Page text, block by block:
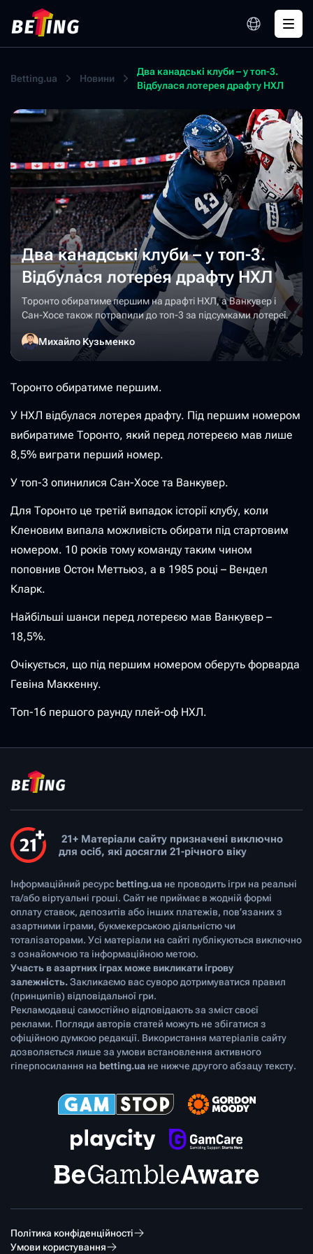
Betting.ua Новини
Два канадські клуби – у топ-3.
Відбулася лотерея драфту НХЛ
Два канадські клуби – у топ-3.
Відбулася лотерея драфту НХЛ
Торонто обиратиме першим на драфті НХЛ, а Ванкувер і
Сан-Хосе також потрапили до топ-3 за підсумками лотереї.
Михайло Кузьменко
Торонто обиратиме першим.
У НХЛ відбулася лотерея драфту. Під першим номером
вибиратиме Торонто, який перед лотереєю мав лише
8,5% виграти перший номер.
У топ-3 опинилися Сан-Хосе та Ванкувер.
Для Торонто це третій випадок історії клубу, коли
Кленовим випала можливість обирати під стартовим
номером. 10 років тому команду таким чином
поповнив Остон Меттьюз, а в 1985 році – Вендел
Кларк.
Найбільші шанси перед лотереєю мав Ванкувер –
18,5%.
Очікується, що під першим номером оберуть форварда
Гевіна Маккенну.
Топ-16 першого раунду плей-оф НХЛ.
21+ Матеріали сайту призначені виключно
для осіб, які досягли 21-річного віку
Інформаційний ресурс betting.ua не проводить ігри на реальні
та/або віртуальні гроші. Сайт не приймає в жодній формі
оплату ставок, депозитів або інших платежів, пов’язаних з
азартними іграми, букмекерською діяльністю чи
тоталізаторами. Усі матеріали на сайті публікуються виключно
з ознайомчою та інформаційною метою.
Участь в азартних іграх може викликати ігрову
залежність.Закликаємо вас суворо дотримуватися правил
(принципів) відповідальної гри.
Рекламодавці самостійно відповідають за зміст своєї
реклами. Погляди авторів статей можуть не збігатися з
офіційною думкою редакції. Використання матеріалів сайту
дозволяється лише за умови встановлення активного
гіперпосилання на betting.ua не нижче другого абзацу тексту.
Політика конфіденційності
Умови користування